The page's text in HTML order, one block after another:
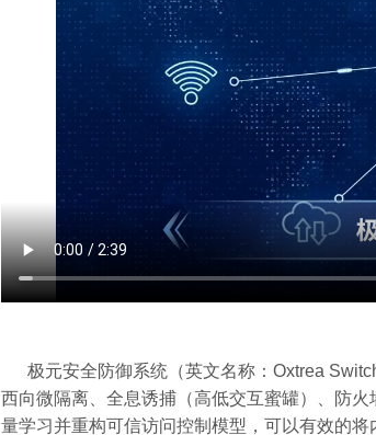
极元安全防御系统（英文名称：Oxtrea
西向微隔离、全息诱捕（高低交互蜜罐）、防
量学习并重构可信访问控制模型，可以有效的